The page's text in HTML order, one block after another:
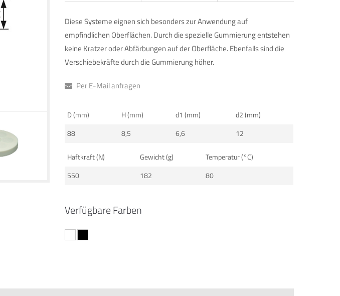
Diese Systeme eignen sich besonders zur Anwendung auf
empfindlichen Oberflächen. Durch die spezielle Gummierung entstehen
keine Kratzer oder Abfärbungen auf der Oberfläche. Ebenfalls sind die
Verschiebekräfte durch die Gummierung höher.
Per E-Mail anfragen
D (mm) H (mm) d1 (mm)
d2 (mm)
88
8,5 6,6 12
Haftkraft (N) Gewicht (g)
Temperatur (°C)
550
182 80
Verfügbare Farben